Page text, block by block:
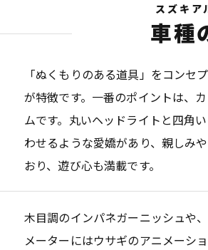
スズキア
車種
「ぬくもりのある道具」をコンセ
が特徴です。一番のポイントは、
ムです。丸いヘッドライトと四角
わせるような愛嬌があり、親しみ
おり、遊び心も満載です。
木目調のインパネガーニッシュや
メーターにはウサギのアニメーシ